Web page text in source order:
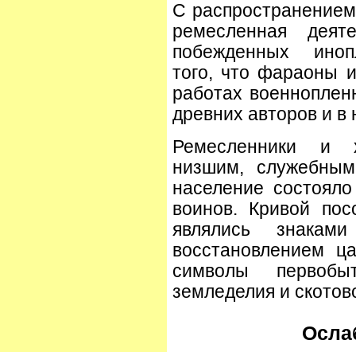
С
ремесленная
побежденных
того, что фараоны
работах
древних авторов и в
Ремесленники и
низшим,
население
воинов. Кривой
являлись
восстановлением
символы
земледелия и